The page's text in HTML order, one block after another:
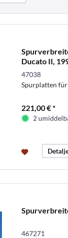
Ducato II,
47038
Spurplatten
221,00 € *
2
467271